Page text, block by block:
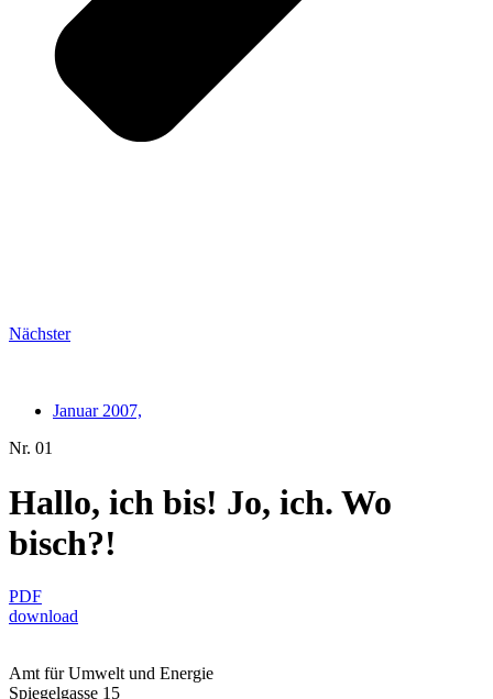
Nächster
Januar 2007,
Nr. 01
Hallo, ich bis! Jo, ich. Wo
bisch?!
PDF
download
Amt für Umwelt und Energie
Spiegelgasse 15